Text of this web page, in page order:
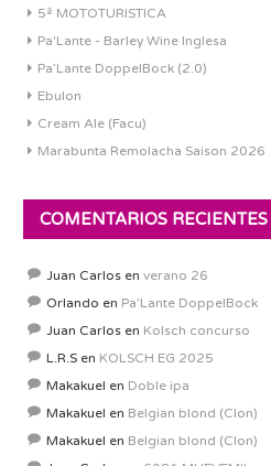
5ª MOTOTURISTICA
Pa'Lante - Barley Wine Inglesa
Pa’Lante DoppelBock (2.0)
Ebulon
Cream Ale (Facu)
Marabunta Remolacha Saison 2026
COMENTARIOS RECIENTES
Juan Carlos en verano 26
Orlando en Pa’Lante DoppelBock
Juan Carlos en Kolsch concurso
L.R.S en KOLSCH EG 2025
Makakuel en Doble ipa
Makakuel en Belgian blond (Clon)
Makakuel en Belgian blond (Clon)